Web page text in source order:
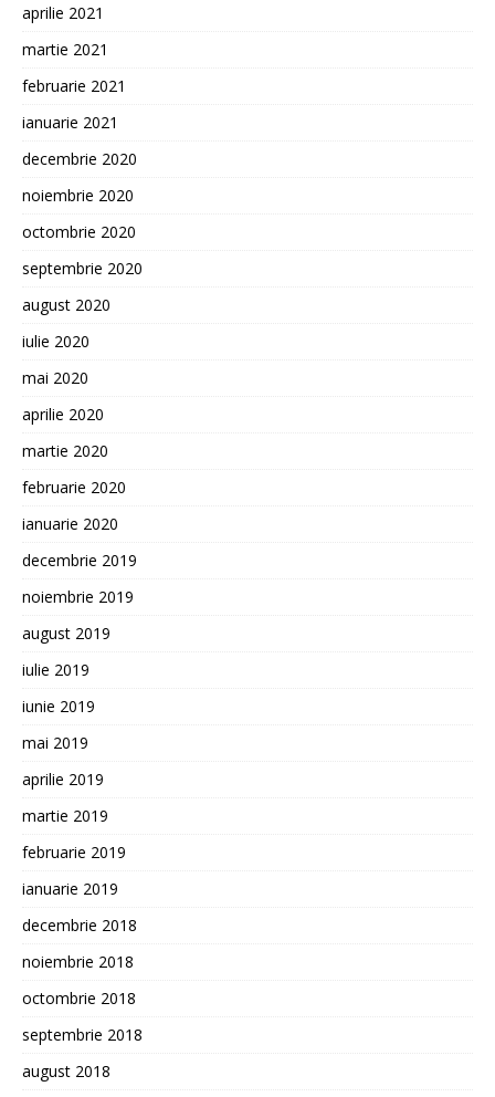
aprilie 2021
martie 2021
februarie 2021
ianuarie 2021
decembrie 2020
noiembrie 2020
octombrie 2020
septembrie 2020
august 2020
iulie 2020
mai 2020
aprilie 2020
martie 2020
februarie 2020
ianuarie 2020
decembrie 2019
noiembrie 2019
august 2019
iulie 2019
iunie 2019
mai 2019
aprilie 2019
martie 2019
februarie 2019
ianuarie 2019
decembrie 2018
noiembrie 2018
octombrie 2018
septembrie 2018
august 2018